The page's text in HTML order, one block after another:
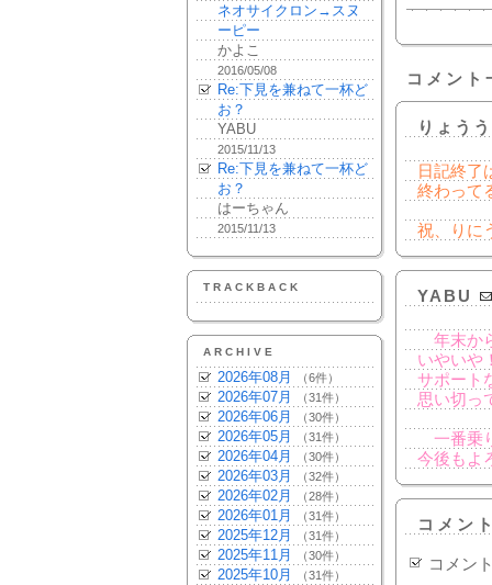
ネオサイクロン→スヌ
ーピー
かよこ
2016/05/08
Re:下見を兼ねて一杯ど
お？
YABU
2015/11/13
Re:下見を兼ねて一杯ど
お？
はーちゃん
2015/11/13
TRACKBACK
ARCHIVE
2026年08月 （6件）
2026年07月 （31件）
2026年06月 （30件）
2026年05月 （31件）
2026年04月 （30件）
2026年03月 （32件）
2026年02月 （28件）
2026年01月 （31件）
2025年12月 （31件）
2025年11月 （30件）
2025年10月 （31件）
コメント
りょうう
日記終了
終わって
祝、りに
YABU
年末か
いやいや
サポート
思い切っ
一番乗
今後もよ
コメン
コメン